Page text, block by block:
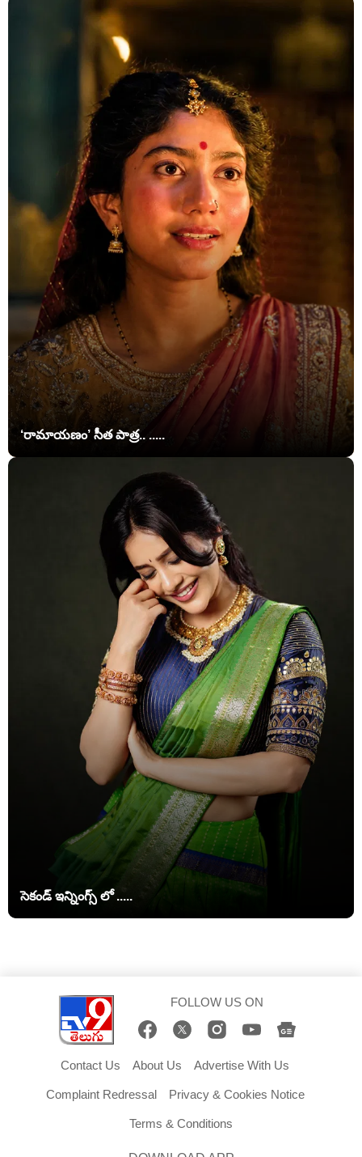
‘రామాయణం’ సీత పాత్ర.. .....
సెకండ్ ఇన్నింగ్స్ లో .....
FOLLOW US ON
Contact Us About Us Advertise With Us
Complaint Redressal Privacy & Cookies Notice
Terms & Conditions